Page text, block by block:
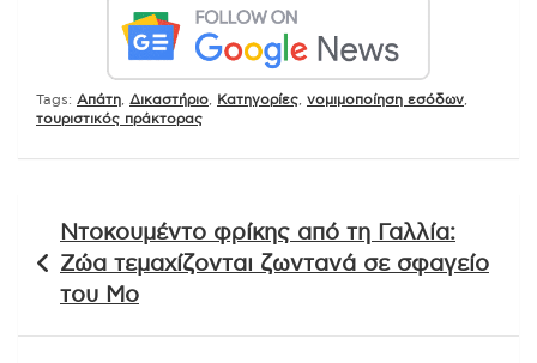
Tags: Απάτη Δικαστήριο Κατηγορίες νομιμοποίηση εσόδων
τουριστικός πράκτορας
άρθρων
Ντοκουμέντο φρίκης από τη Γαλλία:
Ζώα τεμαχίζονται ζωντανά σε σφαγείο
του Μο